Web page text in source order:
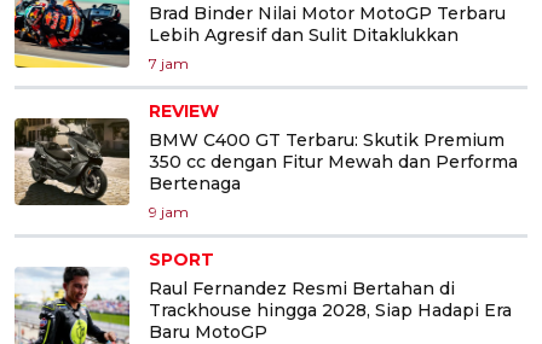
Brad Binder Nilai Motor MotoGP Terbaru
Lebih Agresif dan Sulit Ditaklukkan
7 jam
REVIEW
BMW C400 GT Terbaru: Skutik Premium
350 cc dengan Fitur Mewah dan Performa
Bertenaga
9 jam
SPORT
Raul Fernandez Resmi Bertahan di
Trackhouse hingga 2028, Siap Hadapi Era
Baru MotoGP